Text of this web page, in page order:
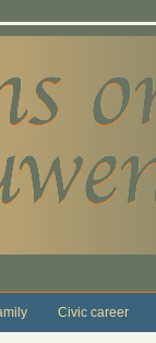
Civic career